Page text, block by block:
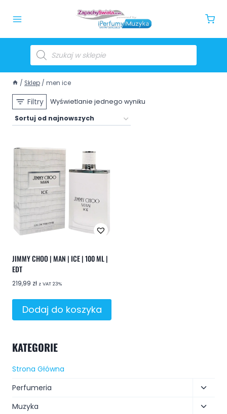
/ Sklep / men ice
Filtry Wyświetlanie jednego wyniku
JIMMY CHOO | MAN | ICE | 100 ML |
EDT
219,99 zł z VAT 23%
Dodaj do koszyka
KATEGORIE
Strona Główna
Perfumeria
Muzyka